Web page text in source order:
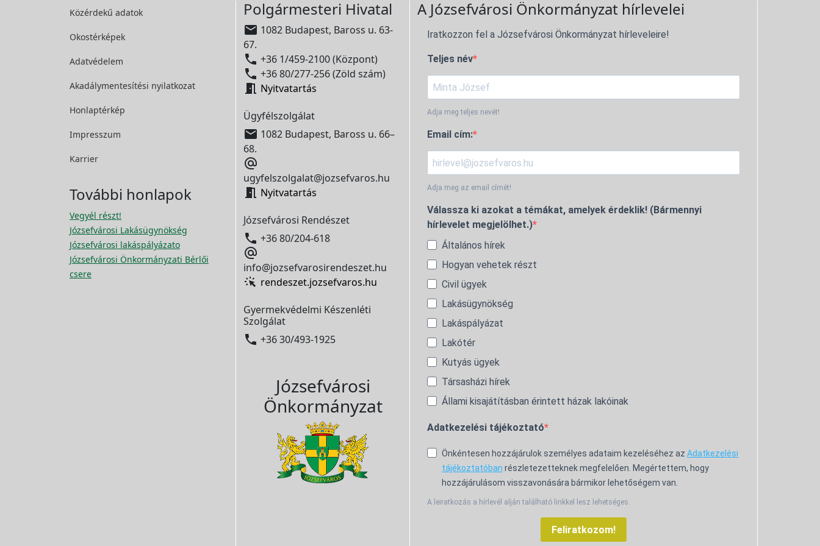
Közérdekű adatok
Okostérképek
Adatvédelem
Akadálymentesítési nyilatkozat
Honlaptérkép
Impresszum
Karrier
További honlapok
Vegyél részt!
Józsefvárosi Lakásügynökség
Józsefvárosi lakáspályázato
Józsefvárosi Önkormányzati Bérlői
csere
Polgármesteri Hivatal
 1082 Budapest, Baross u. 63-
67.
 +36 1/459-2100 (Központ)
 +36 80/277-256 (Zöld szám)
 Nyitvatartás
Ügyfélszolgálat
 1082 Budapest, Baross u. 66–
68.

ugyfelszolgalat@jozsefvaros.hu
 Nyitvatartás
Józsefvárosi Rendészet
 +36 80/204-618

info@jozsefvarosirendeszet.hu
rendeszet.jozsefvaros.hu
Gyermekvédelmi Készenléti
Szolgálat
 +36 30/493-1925
Józsefvárosi
Önkormányzat
A Józsefvárosi Önkormányzat hírlevelei
Iratkozzon fel a Józsefvárosi Önkormányzat hírleveleire!
Teljes név
Adja meg teljes nevét!
Email cím:
Adja meg az email címét!
Válassza ki azokat a témákat, amelyek érdeklik! (Bármennyi
hírlevelet megjelölhet.)
Általános hírek
Hogyan vehetek részt
Civil ügyek
Lakásügynökség
Lakáspályázat
Lakótér
Kutyás ügyek
Társasházi hírek
Állami kisajátításban érintett házak lakóinak
Adatkezelési tájékoztató
Önkéntesen hozzájárulok személyes adataim kezeléséhez az Adatkezelési
tájékoztatóban részletezetteknek megfelelően. Megértettem, hogy
hozzájárulásom visszavonására bármikor lehetőségem van.
A leiratkozás a hírlevél alján található linkkel lesz lehetséges.
Feliratkozom!